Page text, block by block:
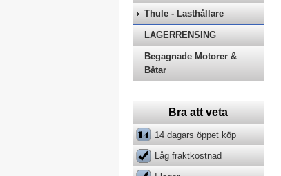
Thule - Lasthållare
LAGERRENSING
Begagnade Motorer &
Båtar
Bra att veta
14 dagars öppet köp
Låg fraktkostnad